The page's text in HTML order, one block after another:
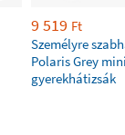
9 519 Ft
Személyre
Polaris Grey
gyerekhátizsák